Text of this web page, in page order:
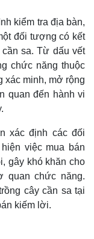
kiểm tra địa bàn,
đối tượng có kết
sa. Từ dấu vết
chức năng thuộc
xác minh, mở rộng
quan đến hành vi
xác định các đối
việc mua bán
gây khó khăn cho
quan chức năng.
cây cần sa tại
kiếm lời.